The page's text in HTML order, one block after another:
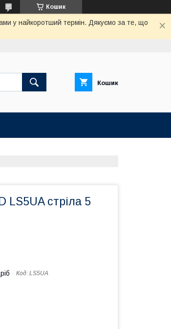
Кошик
у найкоротший термін. Дякуємо за те, що
Кошик
LS5UA стріла 5
Код: LS5UA